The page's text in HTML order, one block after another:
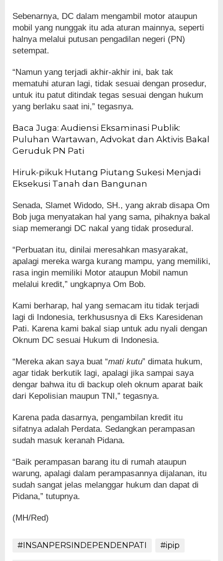
Sebenarnya, DC dalam mengambil motor ataupun
mobil yang nunggak itu ada aturan mainnya, seperti
halnya melalui putusan pengadilan negeri (PN)
setempat.
“Namun yang terjadi akhir-akhir ini, bak tak
mematuhi aturan lagi, tidak sesuai dengan prosedur,
untuk itu patut ditindak tegas sesuai dengan hukum
yang berlaku saat ini,” tegasnya.
Baca Juga: Audiensi Eksaminasi Publik:
Puluhan Wartawan, Advokat dan Aktivis Bakal
Geruduk PN Pati
Hiruk-pikuk Hutang Piutang Sukesi Menjadi
Eksekusi Tanah dan Bangunan
Senada, Slamet Widodo, SH., yang akrab disapa Om
Bob juga menyatakan hal yang sama, pihaknya bakal
siap memerangi DC nakal yang tidak prosedural.
“Perbuatan itu, dinilai meresahkan masyarakat,
apalagi mereka warga kurang mampu, yang memiliki,
rasa ingin memiliki Motor ataupun Mobil namun
melalui kredit,” ungkapnya Om Bob.
Kami berharap, hal yang semacam itu tidak terjadi
lagi di Indonesia, terkhususnya di Eks Karesidenan
Pati. Karena kami bakal siap untuk adu nyali dengan
Oknum DC sesuai Hukum di Indonesia.
“Mereka akan saya buat “mati kutu” dimata hukum,
agar tidak berkutik lagi, apalagi jika sampai saya
dengar bahwa itu di backup oleh oknum aparat baik
dari Kepolisian maupun TNI,” tegasnya.
Karena pada dasarnya, pengambilan kredit itu
sifatnya adalah Perdata. Sedangkan perampasan
sudah masuk keranah Pidana.
“Baik perampasan barang itu di rumah ataupun
warung, apalagi dalam perampasannya dijalanan, itu
sudah sangat jelas melanggar hukum dan dapat di
Pidana,” tutupnya.
(MH/Red)
#INSANPERSINDEPENDENPATI #ipip